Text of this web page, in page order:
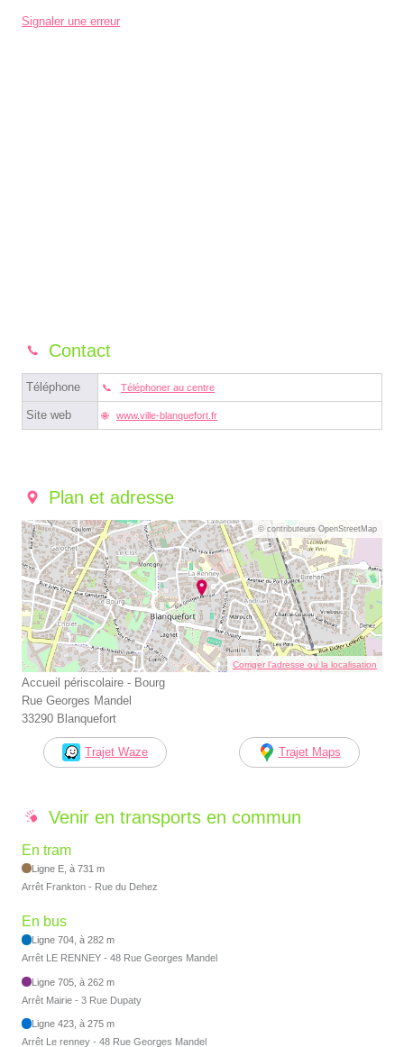
Signaler une erreur
Contact
Téléphone Téléphoner au centre
Site web www.ville-blanquefort.fr
Plan et adresse
© contributeurs OpenStreetMap
Corriger l’adresse ou la localisation
Accueil périscolaire - Bourg
Rue Georges Mandel
33290 Blanquefort
Trajet Waze Trajet Maps
Venir en transports en commun
En tram
Ligne E, à 731 m
Arrêt Frankton - Rue du Dehez
En bus
Ligne 704, à 282 m
Arrêt LE RENNEY - 48 Rue Georges Mandel
Ligne 705, à 262 m
Arrêt Mairie - 3 Rue Dupaty
Ligne 423, à 275 m
Arrêt Le renney - 48 Rue Georges Mandel